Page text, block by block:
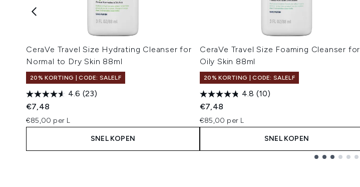
CeraVe Travel Size Hydrating Cleanser for
Normal to Dry Skin 88ml
20% KORTING | CODE: SALELF
4.6 (23)
€7,48
€85,00 per L
SNEL KOPEN
CeraVe Travel Size Foaming Cleanser for
Oily Skin 88ml
20% KORTING | CODE: SALELF
4.8 (10)
€7,48
€85,00 per L
SNEL KOPEN